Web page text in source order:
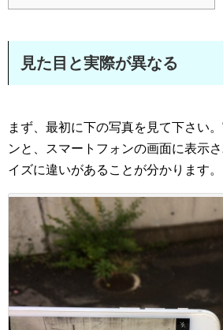
見た目と実際が異なる
まず、最初に下の写真を見て下さい
ンと、スマートフォンの画面に表示
イズに違いがあることが分かります。